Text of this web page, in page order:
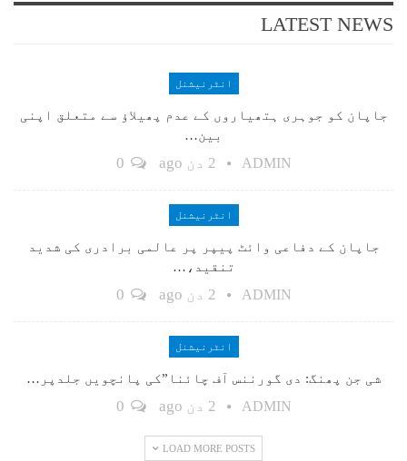
LATEST NEWS
انٹرنیشنل
جاپان کو جوہری ہتھیاروں کے عدم پھیلاؤ سے متعلق اپنی
بین…
ADMIN 2 دن ago
انٹرنیشنل
جاپان کے دفاعی وائٹ پیپر پر عالمی برادری کی شدید
تنقید،…
ADMIN 2 دن ago
انٹرنیشنل
شی جن پھنگ: دی گورننس آف چائنا”کی پانچویں جلدپر…
ADMIN 2 دن ago
LOAD MORE POSTS